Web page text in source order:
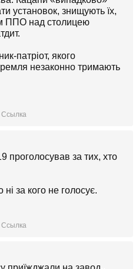
установок, знищують їх,
ППО над столицею
патріот, якого
незаконно тримають
Ссылка
проголосував за тих, хто
ні за кого не голосує.
Ссылка